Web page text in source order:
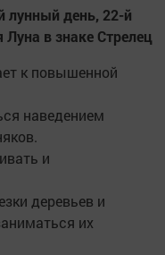
лунный день, 22-й
в знаке Стрелец
к повышенной
наведением
и
деревьев и
их